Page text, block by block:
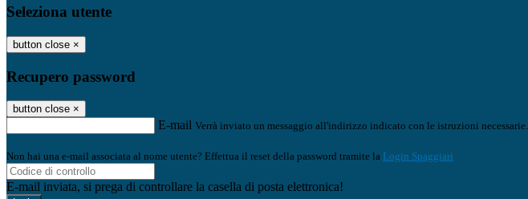
Seleziona utente
button close ×
Recupero password
button close ×
E-mail Verrà inviato un messaggio all'indirizzo indicato con le istruzioni necessarie.
Non hai una e-mail associata al nome utente? Effettua il reset della password tramite la Login Spaggiari
E-mail inviata, si prega di controllare la casella di posta elettronica!